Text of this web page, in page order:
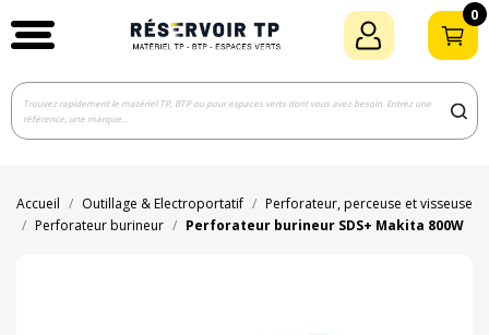
0
Accueil Outillage & Electroportatif
Perforateur, perceuse et visseuse
Perforateur burineur
Perforateur burineur SDS+ Makita 800W